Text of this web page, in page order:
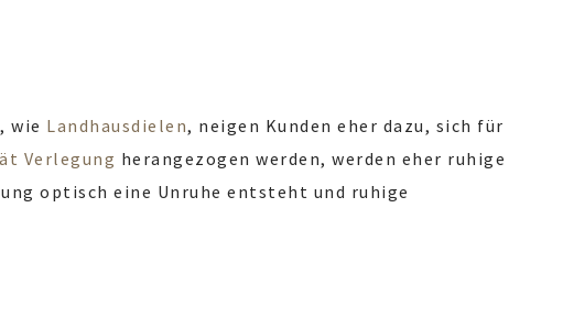
wie Landhausdielen, neigen Kunden eher dazu, sich für
Verlegung herangezogen werden, werden eher ruhige
optisch eine Unruhe entsteht und ruhige